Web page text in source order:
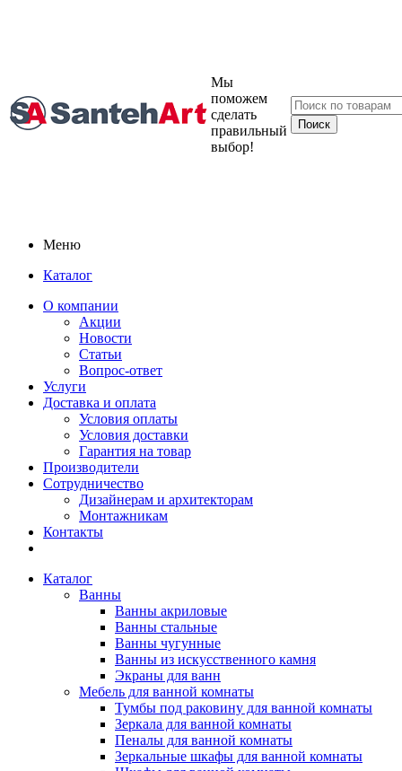
Мы
поможем
сделать
правильный
выбор!
Меню
Каталог
О компании
Акции
Новости
Статьи
Вопрос-ответ
Услуги
Доставка и оплата
Условия оплаты
Условия доставки
Гарантия на товар
Производители
Сотрудничество
Дизайнерам и архитекторам
Монтажникам
Контакты
Каталог
Ванны
Ванны акриловые
Ванны стальные
Ванны чугунные
Ванны из искусственного камня
Экраны для ванн
Мебель для ванной комнаты
Тумбы под раковину для ванной комнаты
Зеркала для ванной комнаты
Пеналы для ванной комнаты
Зеркальные шкафы для ванной комнаты